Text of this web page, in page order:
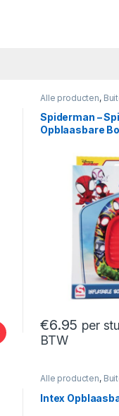
Alle producten,
Spiderman –
Opblaasbare
€6.95 per
BTW
Alle producten,
Opblaasbaar
Intex